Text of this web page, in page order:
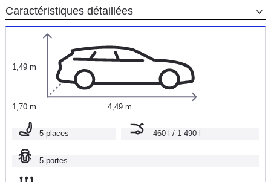
Caractéristiques détaillées
1,49 m
1,70 m 4,49 m
5 places 460 l / 1 490 l
5 portes